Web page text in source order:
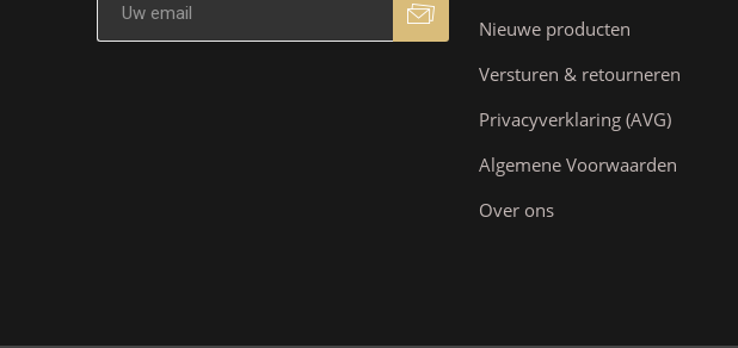
Nieuwe producten
Versturen & retourneren
Privacyverklaring (AVG)
Algemene Voorwaarden
Over ons